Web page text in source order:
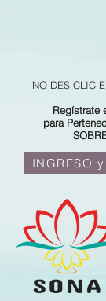
INGRESO
NO DES CLIC
Regístrate
para